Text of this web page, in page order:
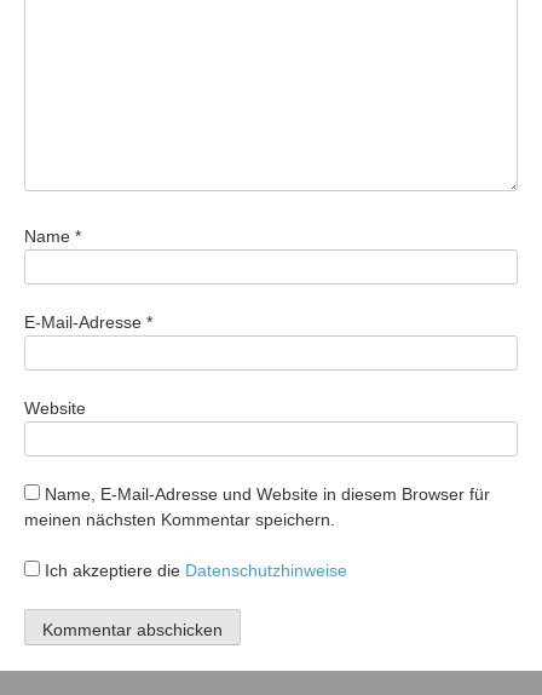
Name *
E-Mail-Adresse *
Website
Name, E-Mail-Adresse und Website in diesem Browser für
meinen nächsten Kommentar speichern.
Ich akzeptiere die Datenschutzhinweise